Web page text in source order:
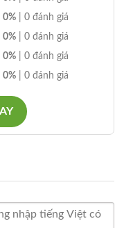
0%| 0 đánh giá
0%| 0 đánh giá
0%| 0 đánh giá
0%| 0 đánh giá